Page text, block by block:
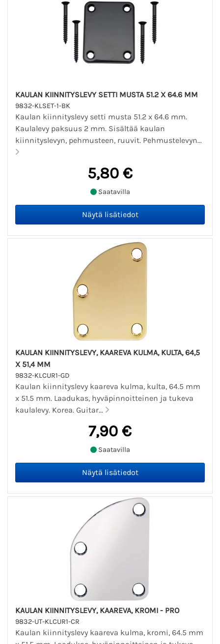
KAULAN KIINNITYSLEVY SETTI MUSTA 51.2 X 64.6 MM
9832-KLSET-1-BK
Kaulan kiinnityslevy setti musta 51.2 x 64.6 mm.
Kaulalevy paksuus 2 mm. Sisältää kaulan
kiinnityslevyn, pehmusteen, ruuvit. Pehmustelevyn...
5,80 €
Saatavilla
KAULAN KIINNITYSLEVY, KAAREVA KULMA, KULTA, 64,5
X 51,4 MM
9832-KLCUR1-GD
Kaulan kiinnityslevy kaareva kulma, kulta, 64.5 mm
x 51.5 mm. Laadukas, hyväpinnoitteinen ja tukeva
kaulalevy. Korea. Guitar...
7,90 €
Saatavilla
KAULAN KIINNITYSLEVY, KAAREVA, KROMI - PRO
9832-UT-KLCUR1-CR
Kaulan kiinnityslevy kaareva kulma, kromi, 64.5 mm